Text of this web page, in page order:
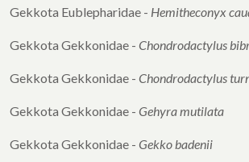
Gekkota Eublepharidae - Hemitheconyx
Gekkota Gekkonidae - Chondrodactylus
Gekkota Gekkonidae - Chondrodactylus
Gekkota Gekkonidae - Gehyra mutilata
Gekkota Gekkonidae - Gekko badenii